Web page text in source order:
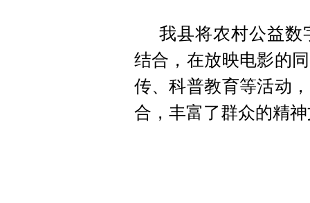
我县将农村公益数
结合，在放映电影的
传、科普教育等活动
合，丰富了群众的精